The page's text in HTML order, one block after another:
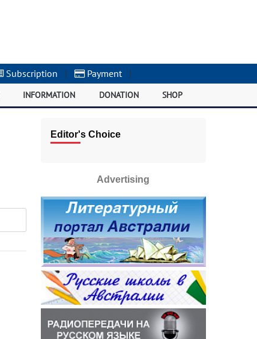
Subscription | Payment |
INFORMATION DONATION SHOP
Editor's Choice
Advertising